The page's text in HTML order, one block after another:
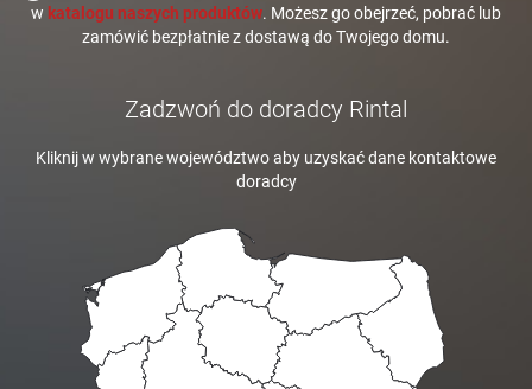
w katalogu naszych produktów. Możesz go obejrzeć, pobrać lub
zamówić bezpłatnie z dostawą do Twojego domu.
Zadzwoń do doradcy Rintal
Kliknij w wybrane województwo aby uzyskać dane kontaktowe
doradcy